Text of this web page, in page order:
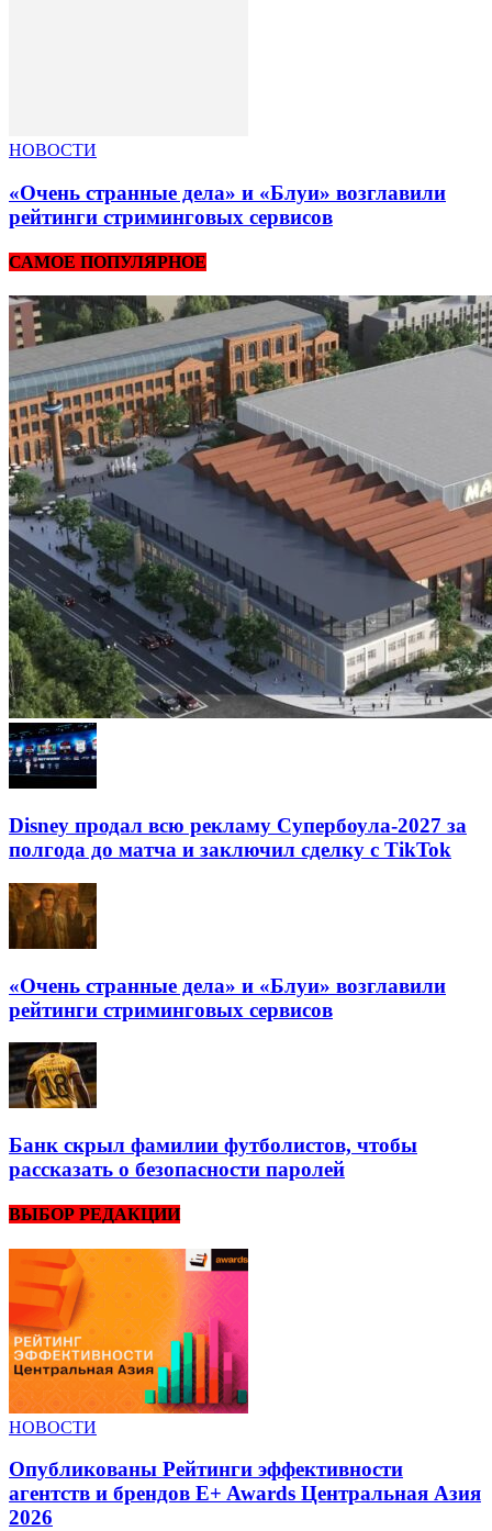
НОВОСТИ
«Очень странные дела» и «Блуи» возглавили
рейтинги стриминговых сервисов
САМОЕ ПОПУЛЯРНОЕ
Disney продал всю рекламу Супербоула-2027 за
полгода до матча и заключил сделку с TikTok
«Очень странные дела» и «Блуи» возглавили
рейтинги стриминговых сервисов
Банк скрыл фамилии футболистов, чтобы
рассказать о безопасности паролей
ВЫБОР РЕДАКЦИИ
НОВОСТИ
Опубликованы Рейтинги эффективности
агентств и брендов E+ Awards Центральная Азия
2026